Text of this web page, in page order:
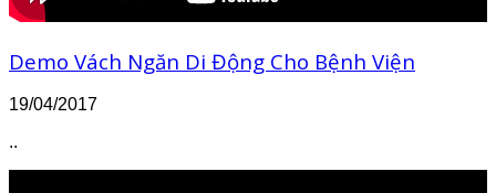
Demo Vách Ngăn Di Động Cho Bệnh Viện
19/04/2017
..